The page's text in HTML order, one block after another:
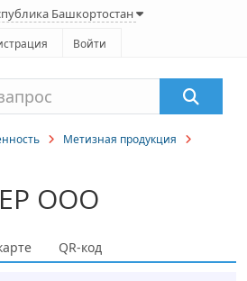
Башкортостан
Войти
Метизная продукция
ООО
QR-код